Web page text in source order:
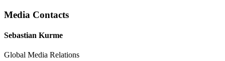
Media Contacts
Sebastian Kurme
Global Media Relations